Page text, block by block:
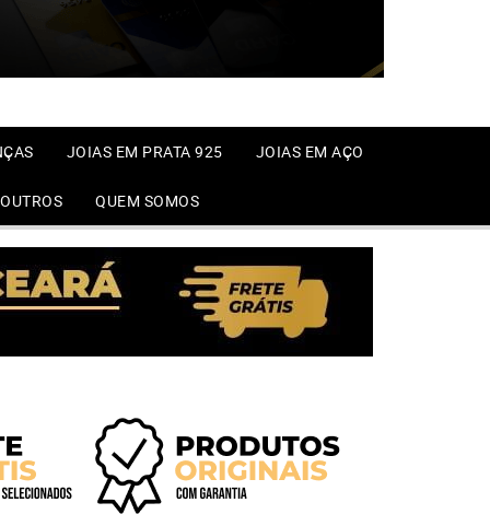
JOIAS EM PRATA 925 JOIAS EM AÇO
OUTROS QUEM SOMOS